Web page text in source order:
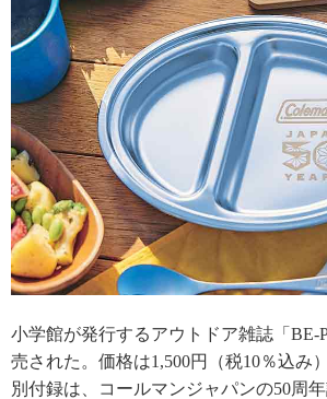
小学館が発行するアウトドア雑誌「BE-
売された。価格は1,500円（税10％込み
別付録は、コールマンジャパンの50周